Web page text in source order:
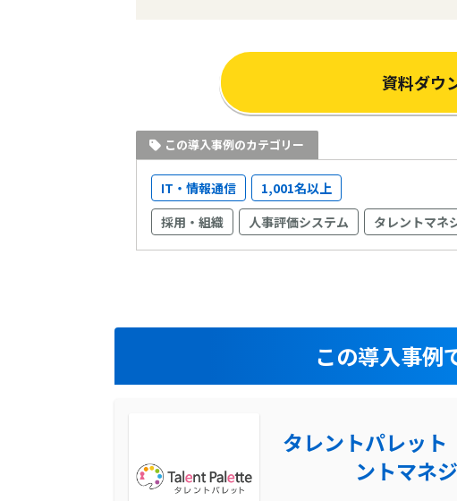
資料ダウ
この導入事例のカテゴリー
IT・情報通信
1,001名以上
採用・組織
人事評価システム タレントマネ
この導入事例
タレントパレット
ントマネ